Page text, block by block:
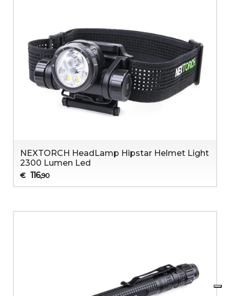
NEXTORCH HeadLamp Hipstar Helmet Light
2300 Lumen Led
€ 116,90